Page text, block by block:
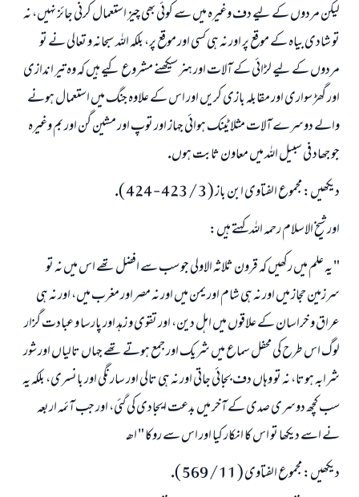
ليكن مردوں كے ليے دف وغيرہ ميں سے كوئى بھى چيز استعمال كرنى جائز نہيں، نہ
تو شادى بياہ كے موقع پر اور نہ ہى كسى اور موقع پر، بلكہ اللہ سبحانہ و تعالى نے تو
مردوں كے ليے لڑائى كے آلات اور ہنر سيكھنے مشروع كيے ہيں كہ وہ تير اندازى
اور گھڑ سوارى اور مقابلہ بازى كريں اور اس كے علاوہ جنگ ميں استعمال ہونے
والے دوسرے آلات مثلا ٹينك ہوائى جہاز اور توپ اور مشين گن اور بم وغيرہ
جو جھاد فى سبيل اللہ ميں معاون ثابت ہوں.
ديكھيں: مجموع الفتاوى ابن باز ( 3 / 423 - 424 ).
اور شيخ الاسلام رحمہ اللہ كہتے ہيں:
" يہ علم ميں ركھيں كہ قرون ثلاثہ الاولى جو سب سے افضل تھے اس ميں نہ تو
سرزمين حجاز ميں اور نہ ہى شام اور يمن ميں اور نہ مصر اور مغرب ميں، اور نہ ہى
عراق و خراسان كے علاقوں ميں اہل دين، اور تقوى و زہد اور پارسا و عبادت گزار
لوگ اس طرح كى محفل سماع ميں شريك اور جمع ہوتے تھے جہاں تالياں اور شور
شرابہ ہوتا، نہ تو وہاں دف بجائى جاتى اور نہ ہى تالى اور سارنگى اور بانسرى، بلكہ يہ
سب كچھ دوسرى صدى كے آخر ميں بدعت ايجادى كى گئى، اور جب آئمہ اربعہ
نے اسے ديكھا تو اس كا انكار كيا اور اس سے روكا " اھـ
ديكھيں: مجموع الفتاوى ( 11 / 569 ).